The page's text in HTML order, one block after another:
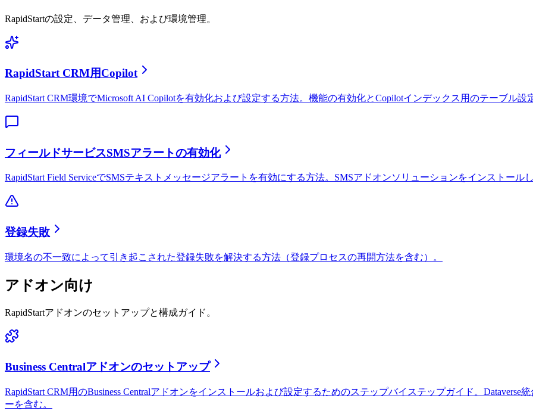
RapidStartの設定、データ管理、および環境管理。
RapidStart CRM用Copilot
RapidStart CRM環境でMicrosoft AI Copilotを有効化および設定する方法。機能の有効化とCopilotインデックス用のテーブル設
フィールドサービスSMSアラートの有効化
RapidStart Field ServiceでSMSテキストメッセージアラートを有効にする方法。SMSアドオンソリューションをインストール
登録失敗
環境名の不一致によって引き起こされた登録失敗を解決する方法（登録プロセスの再開方法を含む）。
アドオン向け
RapidStartアドオンのセットアップと構成ガイド。
Business Centralアドオンのセットアップ
RapidStart CRM用のBusiness Centralアドオンをインストールおよび設定するためのステップバイステップガイド。Dataverse
ーを含む。